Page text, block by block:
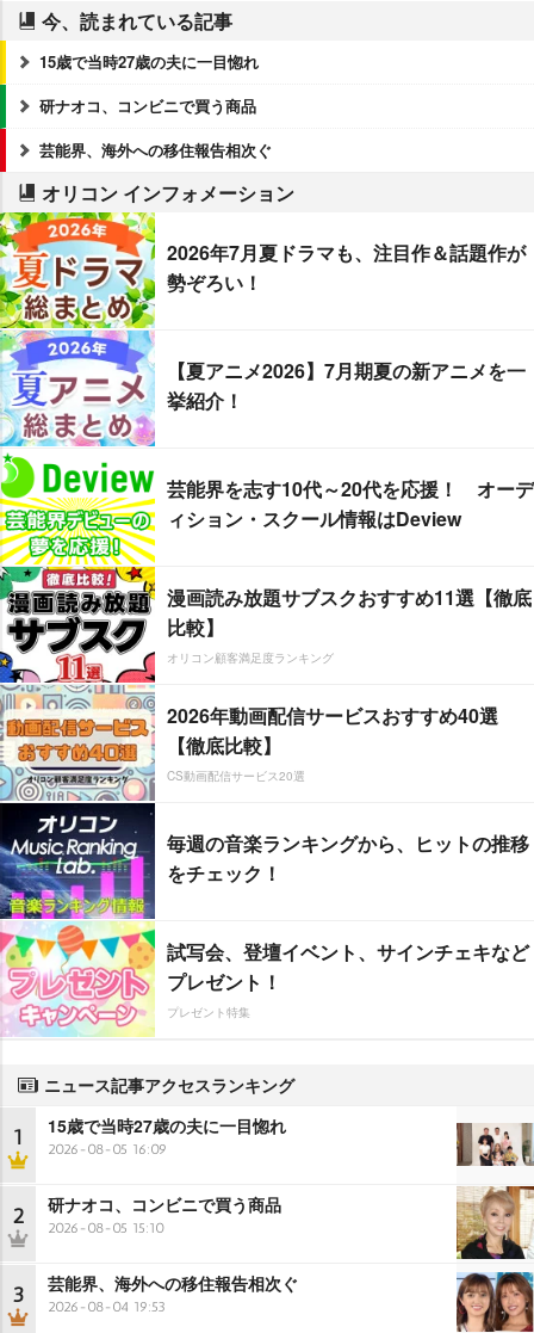
今、読まれている記事
15歳で当時27歳の夫に一目惚れ
研ナオコ、コンビニで買う商品
芸能界、海外への移住報告相次ぐ
オリコン インフォメーション
2026年7月夏ドラマも、注目作＆話題作が
勢ぞろい！
【夏アニメ2026】7月期夏の新アニメを一
挙紹介！
芸能界を志す10代～20代を応援！ オーデ
ィション・スクール情報はDeview
漫画読み放題サブスクおすすめ11選【徹底
比較】
オリコン顧客満足度ランキング
2026年動画配信サービスおすすめ40選
【徹底比較】
CS動画配信サービス20選
毎週の音楽ランキングから、ヒットの推移
をチェック！
試写会、登壇イベント、サインチェキなど
プレゼント！
プレゼント特集
ニュース記事アクセスランキング
1 15歳で当時27歳の夫に一目惚れ
2026-08-05 16:09
2 研ナオコ、コンビニで買う商品
2026-08-05 15:10
3 芸能界、海外への移住報告相次ぐ
2026-08-04 19:53